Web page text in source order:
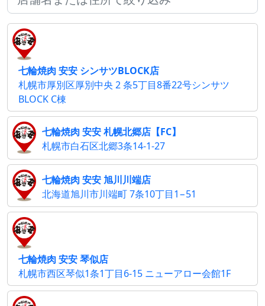
七輪焼肉 安安 シンサツBLOCK店
札幌市厚別区厚別中央 2 条5丁目8番22号シンサツ
BLOCK C棟
七輪焼肉 安安 札幌北郷店【FC】
札幌市白石区北郷3条14-1-27
七輪焼肉 安安 旭川川端店
北海道旭川市川端町 7条10丁目1−51
七輪焼肉 安安 琴似店
札幌市西区琴似1条1丁目6-15 ニューアロー会館1F